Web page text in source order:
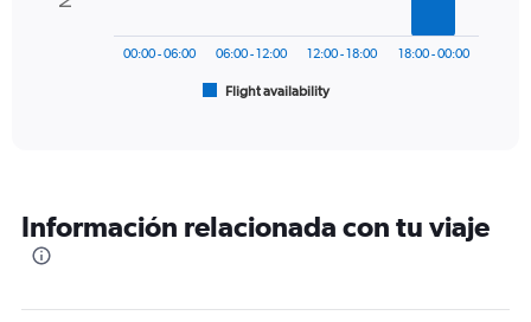
The
categories.
The
Flight availability
00:00 - 06:00 06:00 - 12:00 12:00 - 18:00 18:00 - 00:00
Información relacionada con tu viaje